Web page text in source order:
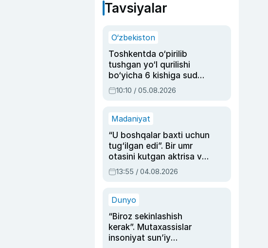
Tavsiyalar
O‘zbekiston
Toshkentda o‘pirilib
tushgan yo‘l qurilishi
bo‘yicha 6 kishiga sud
hukmi o‘qildi
10:10 / 05.08.2026
Madaniyat
“U boshqalar baxti uchun
tug‘ilgan edi”. Bir umr
otasini kutgan aktrisa va
dublyaj ustasi Rimma
Ahmedovaning
13:55 / 04.08.2026
Dunyo
“Biroz sekinlashish
kerak”. Mutaxassislar
insoniyat sun’iy